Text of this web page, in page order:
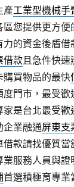
產工業型機械手
區您提供更方便
力的資金後盾
借款且急件快速
購買物品的最快
度門市，最受
家是台北最受
企業融通屏東支
借款請找優質當
業服務人員與
首選積極育專業